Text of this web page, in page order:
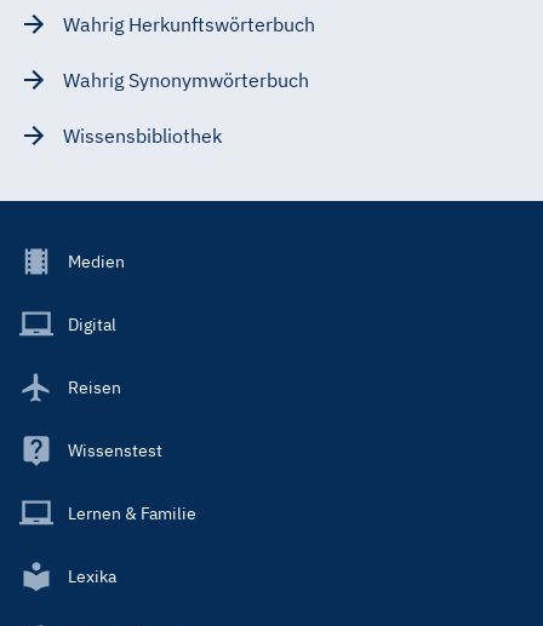
Wahrig Herkunftswörterbuch
Wahrig Synonymwörterbuch
Wissensbibliothek
Footer
Main
Medien
Digital
Reisen
Wissenstest
Lernen & Familie
Lexika